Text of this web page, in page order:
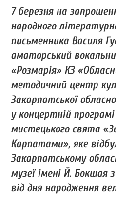
7 березня на
народного
письменника Василя
аматорський
«Розмарія» КЗ
методичний центр
Закарпатської
у концертній
мистецького свята
Карпатами», яке
Закарпатському
музеї імені Й. Бокшая
від дня народження